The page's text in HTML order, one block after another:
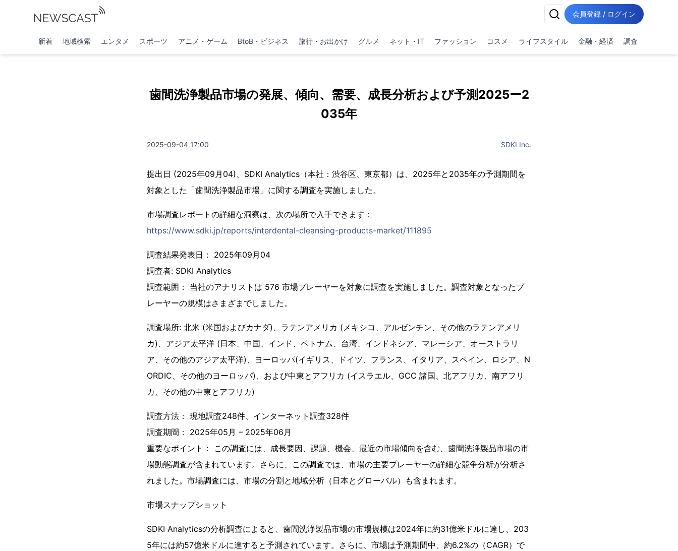
会員登録 / ログイン
新着 地域検索 エンタメ スポーツ アニメ・ゲーム BtoB・ビジネス 旅行・お出かけ グルメ ネット・IT ファッション コスメ ライフスタイル 金融・経済 調査
歯間洗浄製品市場の発展、傾向、需要、成長分析および予測2025ー2
035年
2025-09-04 17:00 SDKI Inc.
提出日 (2025年09月04)、SDKI Analytics（本社：渋谷区、東京都）は、2025年と2035年の予測期間を
対象とした「歯間洗浄製品市場」に関する調査を実施しました。
市場調査レポートの詳細な洞察は、次の場所で入手できます：
https://www.sdki.jp/reports/interdental-cleansing-products-market/111895
調査結果発表日： 2025年09月04
調査者: SDKI Analytics
調査範囲： 当社のアナリストは 576 市場プレーヤーを対象に調査を実施しました。調査対象となったプ
レーヤーの規模はさまざまでしました。
調査場所: 北米 (米国およびカナダ)、ラテンアメリカ (メキシコ、アルゼンチン、その他のラテンアメリ
カ)、アジア太平洋 (日本、中国、インド、ベトナム、台湾、インドネシア、マレーシア、オーストラリ
ア、その他のアジア太平洋)、ヨーロッパ(イギリス、ドイツ、フランス、イタリア、スペイン、ロシア、N
ORDIC、その他のヨーロッパ)、および中東とアフリカ (イスラエル、GCC 諸国、北アフリカ、南アフリ
カ、その他の中東とアフリカ)
調査方法： 現地調査248件、インターネット調査328件
調査期間： 2025年05月 – 2025年06月
重要なポイント： この調査には、成長要因、課題、機会、最近の市場傾向を含む、歯間洗浄製品市場の市
場動態調査が含まれています。さらに、この調査では、市場の主要プレーヤーの詳細な競争分析が分析さ
れました。市場調査には、市場の分割と地域分析（日本とグローバル）も含まれます。
市場スナップショット
SDKI Analyticsの分析調査によると、歯間洗浄製品市場の市場規模は2024年に約31億米ドルに達し、203
5年には約57億米ドルに達すると予測されています。さらに、市場は予測期間中、約6.2%の（CAGR）で